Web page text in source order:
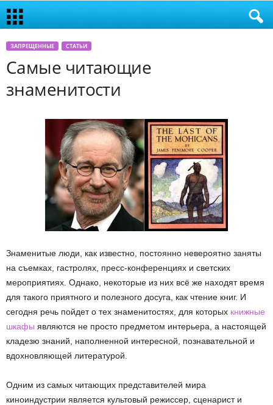
ЗАПРЕЩЕННЫЕ СТАТЬИ
Самые читающие
знаменитости
Знаменитые люди, как известно, постоянно невероятно заняты
на съемках, гастролях, пресс-конференциях и светских
мероприятиях. Однако, некоторые из них всё же находят время
для такого приятного и полезного досуга, как чтение книг. И
сегодня речь пойдет о тех знаменитостях, для которых книжные
шкафы являются не просто предметом интерьера, а настоящей
кладезю знаний, наполненной интересной, познавательной и
вдохновляющей литературой.
Одним из самых читающих представителей мира
киноиндустрии является культовый режиссер, сценарист и